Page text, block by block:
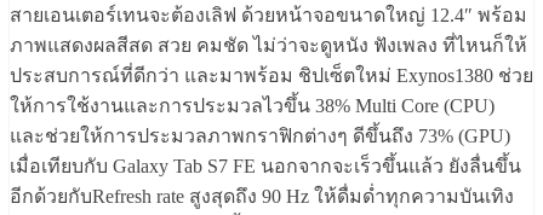
สายเอนเตอร์เทนจะต้องเลิฟ ด้วยหน้าจอขนาดใหญ่ 12.4″ พร้อม
ภาพแสดงผลสีสด สวย คมชัด ไม่ว่าจะดูหนัง ฟังเพลง ที่ไหนก็ให้
ประสบการณ์ที่ดีกว่า และมาพร้อม ชิปเซ็ตใหม่ Exynos1380 ช่วย
ให้การใช้งานและการประมวลไวขึ้น 38% Multi Core (CPU)
และช่วยให้การประมวลภาพกราฟิกต่างๆ ดีขึ้นถึง 73% (GPU)
เมื่อเทียบกับ Galaxy Tab S7 FE นอกจากจะเร็วขึ้นแล้ว ยังลื่นขึ้น
อีกด้วยกับRefresh rate สูงสุดถึง 90 Hz ให้ดื่มด่ำทุกความบันเทิง